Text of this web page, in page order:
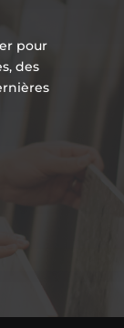
pour
des